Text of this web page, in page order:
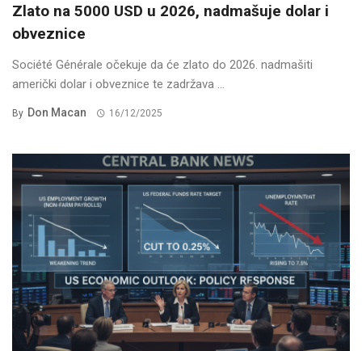
Zlato na 5000 USD u 2026, nadmašuje dolar i
obveznice
Société Générale očekuje da će zlato do 2026. nadmašiti
američki dolar i obveznice te zadržava ...
By Don Macan 16/12/2025